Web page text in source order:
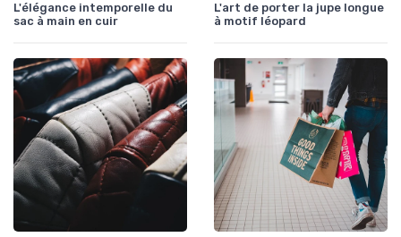
L'élégance intemporelle du
sac à main en cuir
L'art de porter la jupe longue
à motif léopard